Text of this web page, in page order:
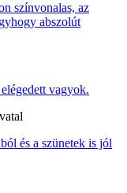
színvonalas, az
abszolút
vagyok.
és a szünetek is jól